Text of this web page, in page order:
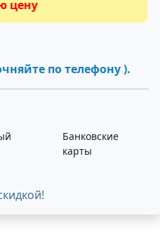
оптовую цену
по телефону ).
Банковские
карты